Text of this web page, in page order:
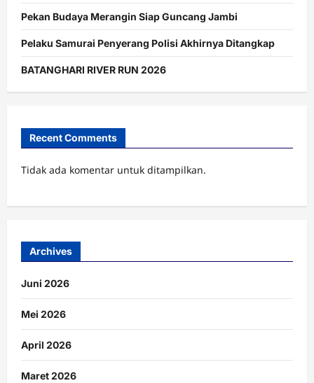
Pekan Budaya Merangin Siap Guncang Jambi
Pelaku Samurai Penyerang Polisi Akhirnya Ditangkap
BATANGHARI RIVER RUN 2026
Recent Comments
Tidak ada komentar untuk ditampilkan.
Archives
Juni 2026
Mei 2026
April 2026
Maret 2026